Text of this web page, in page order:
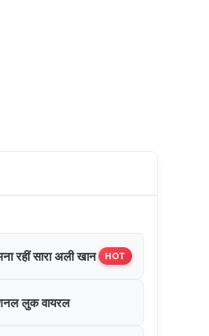
रहीं सारा अली खान HOT
लुक वायरल